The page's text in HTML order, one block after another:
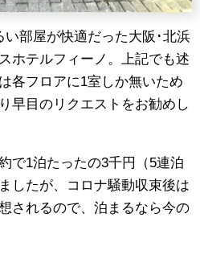
い部屋が快適だった大阪･北浜
ホテルフィーノ。上記でも述
各フロアに1室しか無いため
早目のリクエストをお勧めし
で1泊たったの3千円（5連泊
したが、コロナ騒動収束後は
されるので、泊まるなら今の